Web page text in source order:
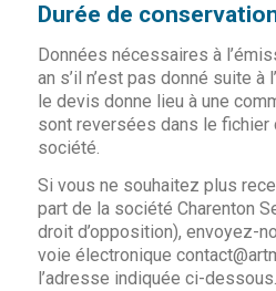
Durée de
Données nécessaires à
an s’il n’est pas donné suite
le devis donne lieu à une
sont reversées dans le fichier
société.
Si vous ne souhaitez plus
part de la société Charenton
droit d’opposition), envoyez-
voie électronique
l’adresse indiquée ci-dessous.